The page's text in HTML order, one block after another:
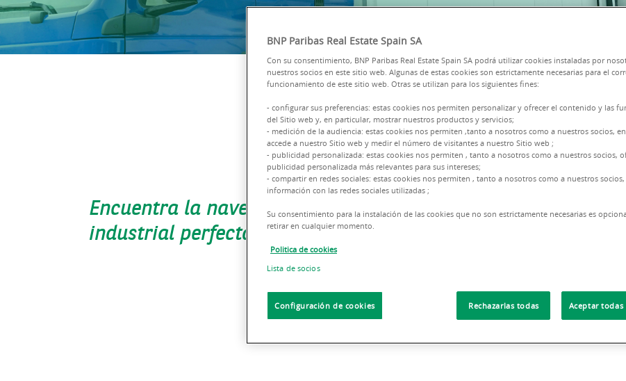
EnBNP Paribas Real Estatete
búsqueda de naves y
servicio integral y hecho a
conocimiento del mercado.
Nuestro equipo te asesora en
enfocándose en tus
Aprovecha la oportunidad de
Valenciana, enclave
Llama al 963 16 31 20 y
y logísticas de la mano
Encuentra la nave logística o
industrial perfecta en Valencia
BNP Paribas Real Estate Spain SA
Con su consentimiento, BNP Paribas Real Estate Spain SA podrá utilizar cookies instaladas por
nuestros socios en este sitio web. Algunas de estas cookies son estrictamente necesarias para el
funcionamiento de este sitio web. Otras se utilizan para los siguientes fines:
- configurar sus preferencias: estas cookies nos permiten personalizar y ofrecer el contenido y las
del Sitio web y, en particular, mostrar nuestros productos y servicios;
- medición de la audiencia: estas cookies nos permiten ,tanto a nosotros como a nuestros socios,
accede a nuestro Sitio web y medir el número de visitantes a nuestro Sitio web ;
- publicidad personalizada: estas cookies nos permiten , tanto a nosotros como a nuestros socios,
publicidad personalizada más relevantes para sus intereses;
- compartir en redes sociales: estas cookies nos permiten , tanto a nosotros como a nuestros
información con las redes sociales utilizadas ;
Su consentimiento para la instalación de las cookies que no son estrictamente necesarias es
retirar en cualquier momento.
Politica de cookies
Lista de socios
Configuración de cookies Rechazarlas todas Aceptar todas